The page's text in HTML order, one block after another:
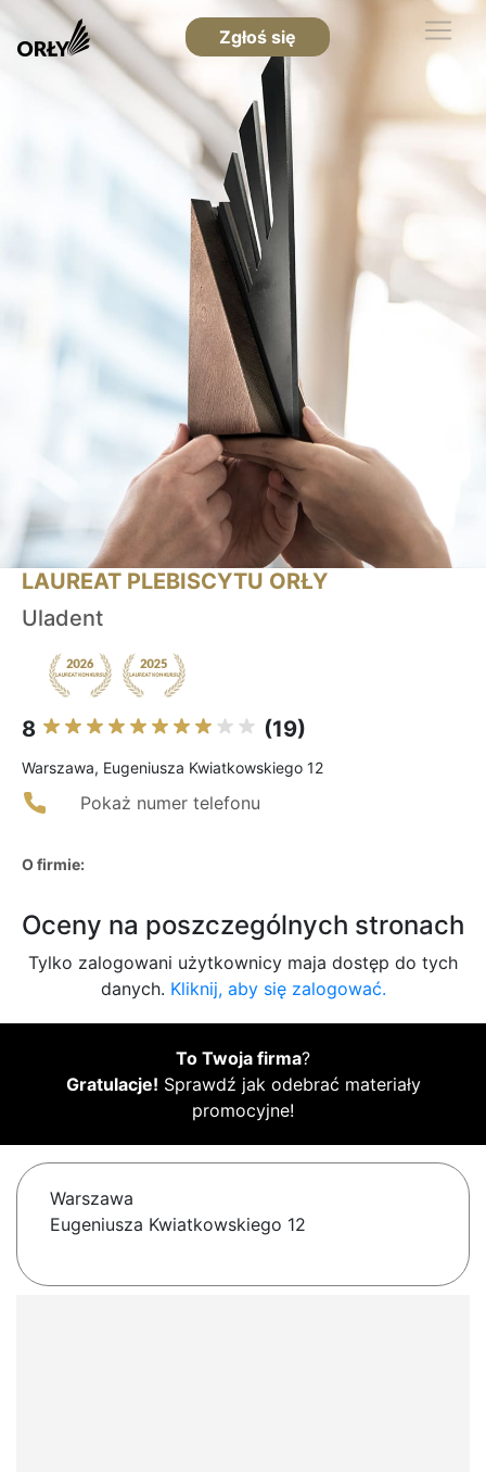
Zgłoś się
LAUREAT PLEBISCYTU ORŁY
Uladent
8 (19)
Warszawa, Eugeniusza Kwiatkowskiego 12
Pokaż numer telefonu
O firmie:
Oceny na poszczególnych stronach
Tylko zalogowani użytkownicy maja dostęp do tych
danych. Kliknij, aby się zalogować.
To Twoja firma?
Gratulacje! Sprawdź jak odebrać materiały
promocyjne!
Warszawa
Eugeniusza Kwiatkowskiego 12